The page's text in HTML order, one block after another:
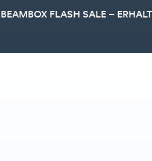
BEAMBOX FLASH SALE –